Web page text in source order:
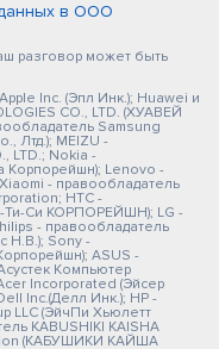
в ООО
разговор может быть
Inc. (Эпл Инк.); Huawei и
CO., LTD. (ХУАВЕЙ
Samsung
Лтд.); MEIZU -
LTD.; Nokia -
Корпорейшн); Lenovo -
- правообладатель
HTC -
Ти-Си КОРПОРЕЙШН); LG -
- правообладатель
Н.В.); Sony -
ASUS -
Компьютер
Incorporated (Эйсер
Inc.(Делл Инк.); HP -
LLC (ЭйчПи Хьюлетт
KABUSHIKI KAISHA
(КАБУШИКИ КАЙША